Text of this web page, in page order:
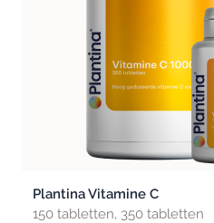
Plantina Vitamine C
150 tabletten, 350 tabletten